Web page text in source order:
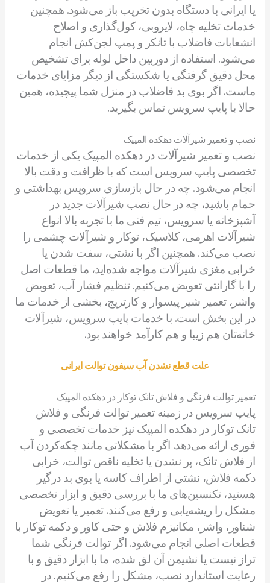
یا ایرانی با دستگاه بدون تخریب باز می‌شود. همچنین
خدمات تخلیه چاه، لایروبی، کول‌گذاری و اصلاح
انشعابات فاضلاب با تانکر و پمپ لجن‌کش انجام
می‌شود. استفاده از دوربین داخل لوله برای تشخیص
محل دقیق گرفتگی یا شکستگی از دیگر مزایای خدمات
ماست. اگر بوی بد فاضلاب در منزل شما پیچیده، همین
حالا با پایپ سرویس تماس بگیرید.
نصب و تعمیر شیرآلات دهکده المپیک
نصب و تعمیر شیرآلات در دهکده المپیک یکی از خدمات
تخصصی پایپ سرویس است که با ظرافت و دقت بالا
انجام می‌شود. چه در حال بازسازی سرویس بهداشتی و
حمام باشید، چه در حال نصب شیرآلات جدید در
آشپزخانه یا سرویس، تیم فنی ما با تجربه بالا انواع
شیرآلات اهرمی، کلاسیک، توکار و شیرآلات چشمی را
نصب می‌کند. همچنین اگر با نشتی، سفت شدن یا
خرابی مغزی شیرآلات مواجه شده‌اید، ما قطعات اصل
را با گارانتی تعویض می‌کنیم. تنظیم فشار آب، تعویض
واشر، تعمیر شیر پیسوار و کارتریج، بخشی از خدمات ما
در این بخش است. با خدمات پایپ سرویس، شیرآلات
خانه‌تان هم زیبا و هم کارآمد خواهند بود.
علت قطع نشدن آب سیفون توالت ایرانی
تعمیر توالت فرنگی و فلاش تانک توکار در دهکده المپیک
پایپ سرویس در زمینه تعمیر توالت فرنگی و فلاش
تانک توکار در دهکده المپیک نیز خدمات تخصصی و
فوری ارائه می‌دهد. اگر با مشکلاتی مانند چکه‌کردن آب
از فلاش تانک، پر نشدن یا تخلیه ناقص توالت، خرابی
دکمه فلاش، نشتی از اطراف کاسه یا بوی بد درگیر
هستید، تکنسین‌های ما با بررسی دقیق و ابزار تخصصی
مشکل را ریشه‌یابی و رفع می‌کنند. تعمیر یا تعویض
شناور، واشر، مکانیزم فلاش و حتی کاور و دکمه توکار با
قطعات اصلی انجام می‌شود. اگر توالت فرنگی شما
تراز نیست یا نشیمن آن لق شده، ما با ابزار دقیق و با
رعایت استاندارد نصب، مشکل را رفع می‌کنیم. در